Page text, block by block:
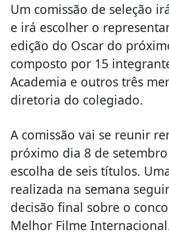
Um comissão de seleção
e irá escolher o
edição do Oscar do
composto por 15
Academia e outros três
diretoria do colegiado.
A comissão vai se reunir
próximo dia 8 de
escolha de seis títulos.
realizada na semana
decisão final sobre o
Melhor Filme